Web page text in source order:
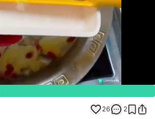
Loaded:
100.00%
26 2